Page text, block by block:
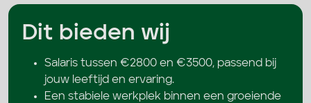
Dit bieden wij
Salaris tussen €2800 en €3500, passend bij
jouw leeftijd en ervaring.
Een stabiele werkplek binnen een groeiende